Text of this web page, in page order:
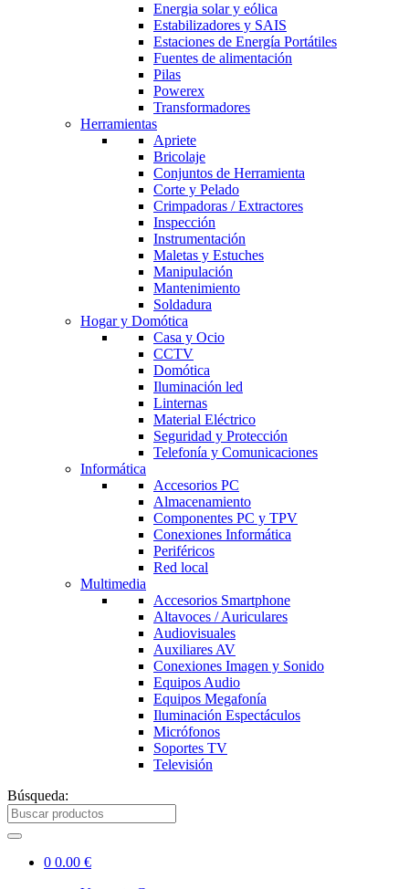
Energia solar y eólica
Estabilizadores y SAIS
Estaciones de Energía Portátiles
Fuentes de alimentación
Pilas
Powerex
Transformadores
Herramientas
Apriete
Bricolaje
Conjuntos de Herramienta
Corte y Pelado
Crimpadoras / Extractores
Inspección
Instrumentación
Maletas y Estuches
Manipulación
Mantenimiento
Soldadura
Hogar y Domótica
Casa y Ocio
CCTV
Domótica
Iluminación led
Linternas
Material Eléctrico
Seguridad y Protección
Telefonía y Comunicaciones
Informática
Accesorios PC
Almacenamiento
Componentes PC y TPV
Conexiones Informática
Periféricos
Red local
Multimedia
Accesorios Smartphone
Altavoces / Auriculares
Audiovisuales
Auxiliares AV
Conexiones Imagen y Sonido
Equipos Audio
Equipos Megafonía
Iluminación Espectáculos
Micrófonos
Soportes TV
Televisión
Búsqueda:
0 0.00 €